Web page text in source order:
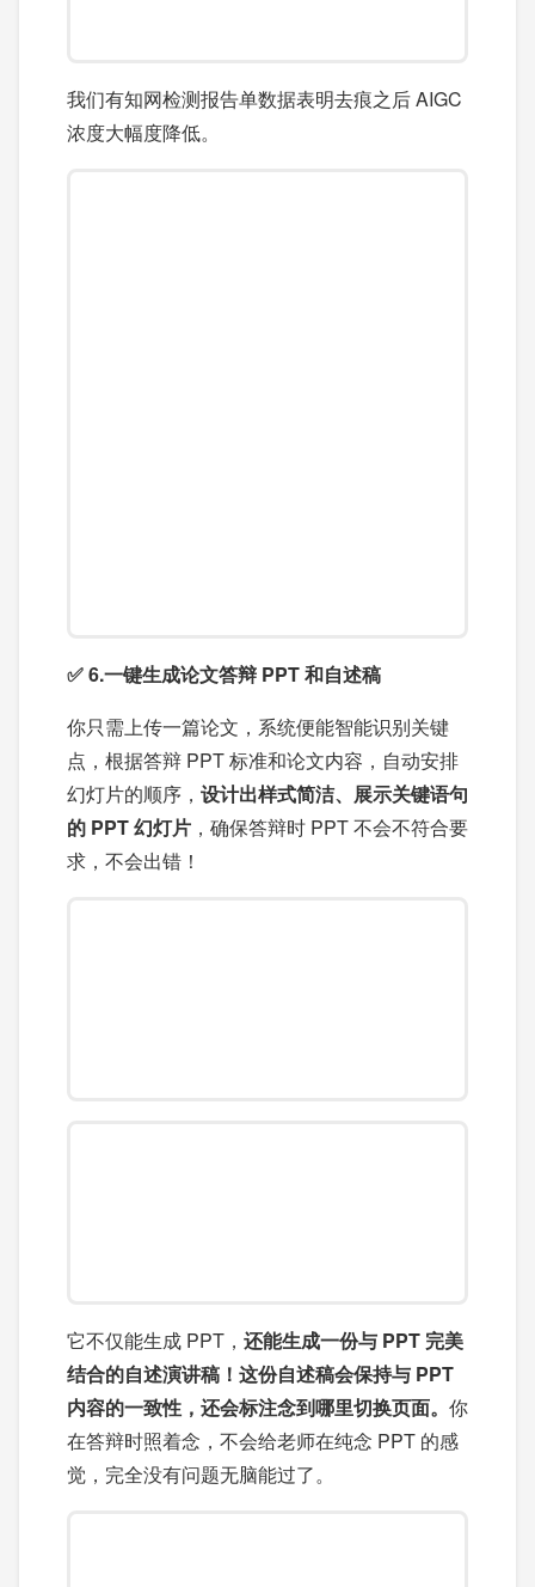
我们有知网检测报告单数据表明去痕之后 AIGC
浓度大幅度降低。
✅ 6.一键生成论文答辩 PPT 和自述稿
你只需上传一篇论文，系统便能智能识别关键
点，根据答辩 PPT 标准和论文内容，自动安排
幻灯片的顺序， 设计出样式简洁、展示关键语句
的 PPT 幻灯片 ，确保答辩时 PPT 不会不符合要
求，不会出错！
它不仅能生成 PPT， 还能生成一份与 PPT 完美
结合的自述演讲稿！这份自述稿会保持与 PPT
内容的一致性，还会标注念到哪里切换页面。 你
在答辩时照着念，不会给老师在纯念 PPT 的感
觉，完全没有问题无脑能过了。